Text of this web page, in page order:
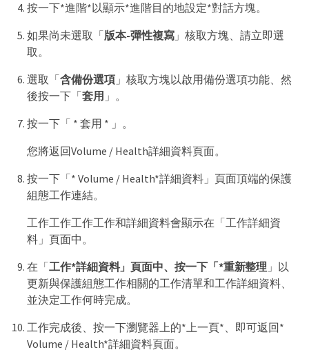
按一下*進階*以顯示*進階目的地設定*對話方塊。
如果尚未選取「版本-彈性複寫」核取方塊、請立即選
取。
選取「含備份選項」核取方塊以啟用備份選項功能、然
後按一下「套用 」。
按一下「 * 套用 * 」。
您將返回Volume / Health詳細資料頁面。
按一下「* Volume / Health*詳細資料」頁面頂端的保護
組態工作連結。
工作工作工作工作和詳細資料會顯示在「工作詳細資
料」頁面中。
在「工作*詳細資料」頁面中、按一下「*重新整理 」以
更新與保護組態工作相關的工作清單和工作詳細資料、
並決定工作何時完成。
工作完成後、按一下瀏覽器上的*上一頁*、即可返回*
Volume / Health*詳細資料頁面。